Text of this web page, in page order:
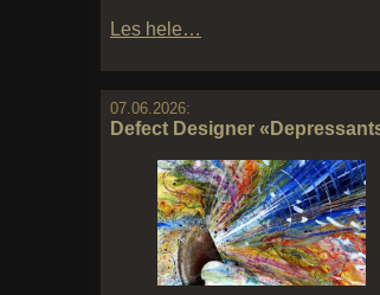
Les hele…
07.06.2026:
Defect Designer